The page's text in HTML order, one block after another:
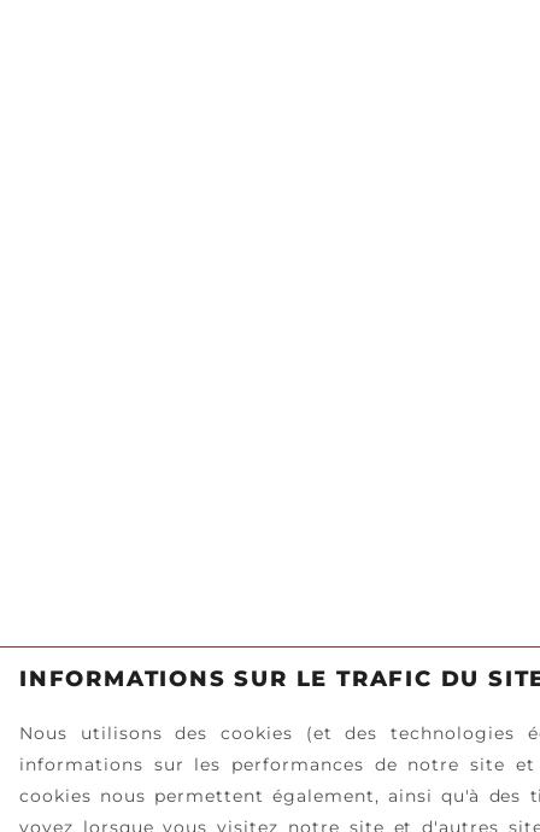
INFORMATIONS SUR LE TRAFIC DU
Nous utilisons des cookies (et des technologies
informations sur les performances de notre site
cookies nous permettent également, ainsi qu'à des
voyez lorsque vous visitez notre site et d'autres